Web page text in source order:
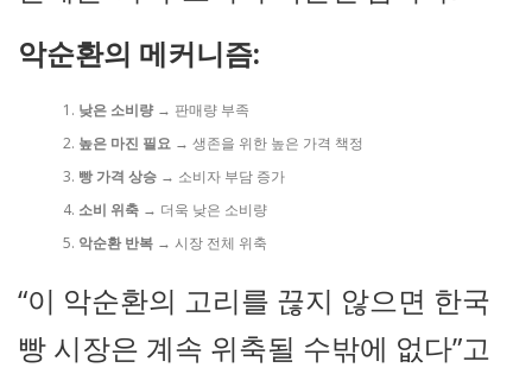
악순환의 메커니즘:
낮은 소비량→ 판매량 부족
높은 마진 필요→ 생존을 위한 높은 가격 책정
빵 가격 상승→ 소비자 부담 증가
소비 위축→ 더욱 낮은 소비량
악순환 반복→ 시장 전체 위축
“이 악순환의 고리를 끊지 않으면 한국
빵 시장은 계속 위축될 수밖에 없다”고